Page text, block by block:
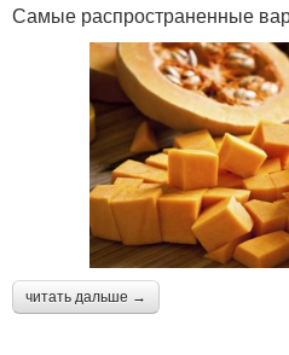
Самые распространенные
читать дальше →